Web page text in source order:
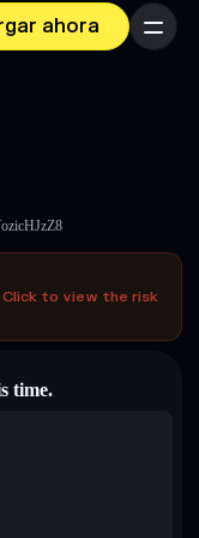
ahora Menú
to view the risk
time.